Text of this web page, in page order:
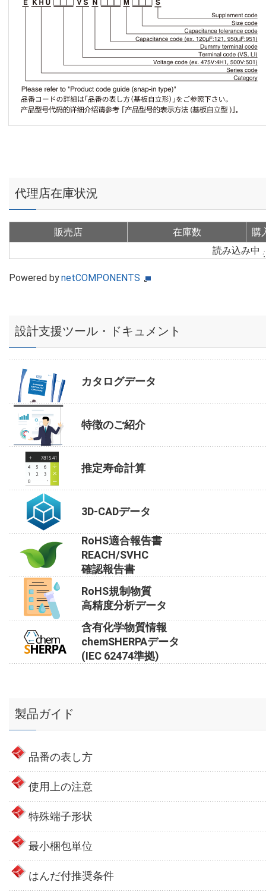
代理店在庫状況
販売店 在庫数
購
読み込み中
Powered bynetCOMPONENTS
設計支援ツール・ドキュメント
カタログデータ
特徴のご紹介
推定寿命計算
3D-CADデータ
RoHS適合報告書
REACH/SVHC
確認報告書
RoHS規制物質
高精度分析データ
含有化学物質情報
chemSHERPAデータ
(IEC 62474準拠)
製品ガイド
品番の表し方
使用上の注意
特殊端子形状
最小梱包単位
はんだ付推奨条件